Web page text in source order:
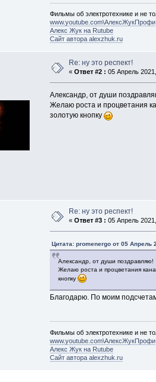
Фильмы об электротехнике и не
www.youtube.com\АлексЖукПрофи
Алекс Жук на Rutube
Сайт автора alexzhuk.ru
Re: ну это респект!
« Ответ #2 : 05 Апрель
Александр, от души
Желаю роста и процветания
золотую кнопку
Re: ну это респект!
« Ответ #3 : 05 Апрель
Цитата: promenergo от 05 Апрель
Александр, от души поздравляю!
Желаю роста и процветания
кнопку
Благодарю. По моим
Фильмы об электротехнике и не
www.youtube.com\АлексЖукПрофи
Алекс Жук на Rutube
Сайт автора alexzhuk.ru